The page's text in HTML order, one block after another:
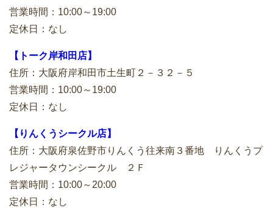
営業時間：10:00～19:00
定休日：なし
【トーク岸和田店】
住所：大阪府岸和田市土生町２－３２－５
営業時間：10:00～19:00
定休日：なし
【りんくうシークル店】
住所：大阪府泉佐野市りんくう往来南３番地 りんくうプ
レジャータウンシークル ２Ｆ
営業時間：10:00～20:00
定休日：なし